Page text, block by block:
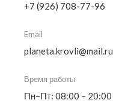
+7 (926) 708-77-96
Email
planeta.krovli@mail.ru
Время работы
Пн–Пт: 08:00 – 20:00